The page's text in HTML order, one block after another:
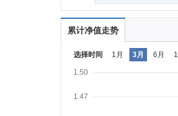
累计净值走势
选择时间 1月 3月 6月
1.47
1.50